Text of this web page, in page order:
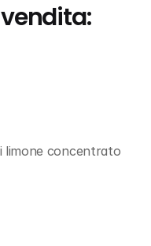
limone concentrato